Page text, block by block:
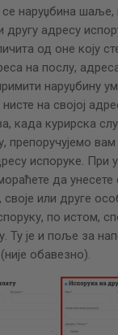
наруџбина шаље,
другу адресу
од оне коју
на послу,
наруџбину
на својој
када курирска
препоручујемо
испоруке. При
да унесете
своје или друге
по истом,
Ту је и поље за
обавезно).